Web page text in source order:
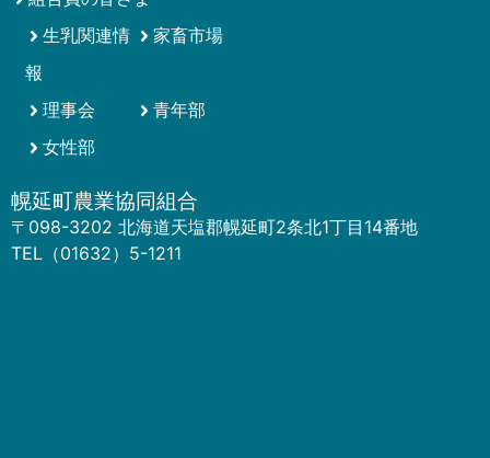
生乳関連情
報
家畜市場
理事会
青年部
女性部
幌延町農業協同組合
〒098-3202 北海道天塩郡幌延町2条北1丁目14番地
TEL（01632）5-1211